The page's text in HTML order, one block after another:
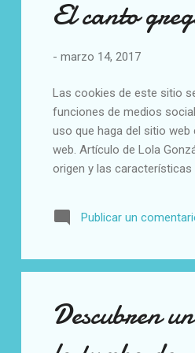
El canto
- marzo 14, 2017
Las cookies de este sitio
funciones de medios
uso que haga del sitio
web. Artículo de Lola
origen y las
canto colectivo que
perdurar a lo largo de los
capacidad de penetrar en
Publicar un
Descubren